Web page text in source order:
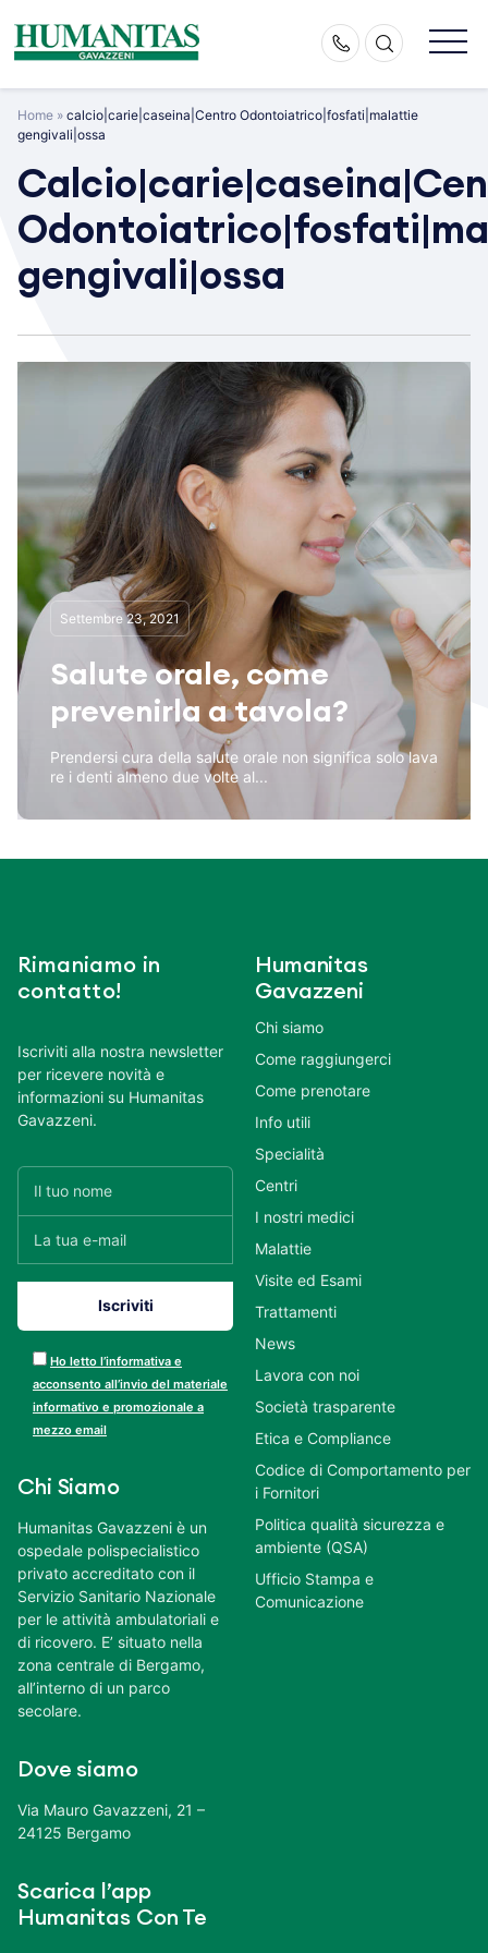
content
Home » calcio|carie|caseina|Centro Odontoiatrico|fosfati|malattie
gengivali|ossa
gengivali|ossa
Settembre 23, 2021
Salute orale, come
prevenirla a tavola?
Prendersi cura della salute orale non significa solo lava
re i denti almeno due volte al...
Rimaniamo in
contatto!
Iscriviti alla nostra newsletter
per ricevere novità e
informazioni su Humanitas
Gavazzeni.
Ho letto l’informativa e
acconsento all’invio del materiale
informativo e promozionale a
mezzo email
Chi Siamo
Humanitas Gavazzeni è un
ospedale polispecialistico
privato accreditato con il
Servizio Sanitario Nazionale
per le attività ambulatoriali e
di ricovero. E’ situato nella
zona centrale di Bergamo,
all’interno di un parco
secolare.
Dove siamo
Via Mauro Gavazzeni, 21 –
24125 Bergamo
Scarica l’app
Humanitas Con Te
Humanitas
Gavazzeni
Chi siamo
Come raggiungerci
Come prenotare
Info utili
Specialità
Centri
I nostri medici
Malattie
Visite ed Esami
Trattamenti
News
Lavora con noi
Società trasparente
Etica e Compliance
Codice di Comportamento per
i Fornitori
Politica qualità sicurezza e
ambiente (QSA)
Ufficio Stampa e
Comunicazione